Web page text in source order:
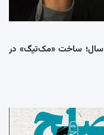
بازگشت دنی دویتو به کارگردانی پس از ۲۳ سال؛ ساخت «مک‌تیگ» در